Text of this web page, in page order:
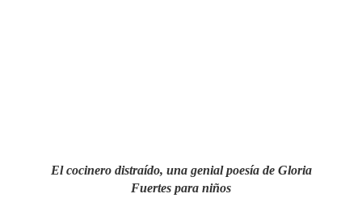
El cocinero distraído, una genial poesía de Gloria
Fuertes para niños